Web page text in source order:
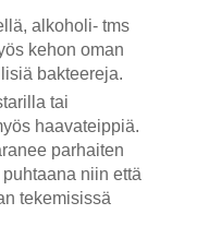
alkoholi- tms
kehon oman
bakteereja.
tai
haavateippiä.
parhaiten
niin että
tekemisissä